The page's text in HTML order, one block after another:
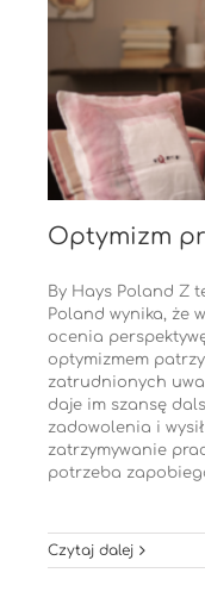
Optymizm
By Hays Poland Z
Poland wynika, że
ocenia
optymizmem
zatrudnionych
daje im szansę
zadowolenia i
zatrzymywanie
potrzeba
Czytaj dalej